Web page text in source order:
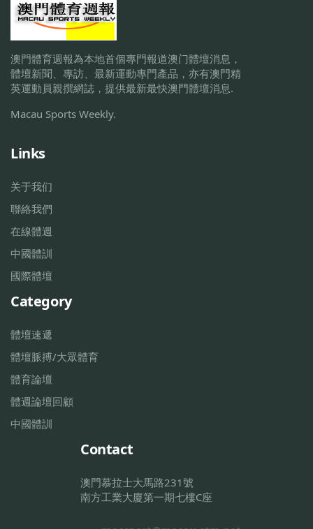
澳門體育週報為本地首個專門報道澳门體壇消息，
體壇新聞、專訪、最新運動專門產品，亦有澳門精
英運動員親撰網誌，提供最新最快澳門體壇消息.
Macau Sports Weekly.
Links
关于我们
聯絡我們
在線體週
中國體訓
國際體壇
Category
體壇速遞
體壇脈搏/大眾體育
體育論壇
體週論壇回顧
中國體訓
Contact
澳門慕拉士大馬路231號
南方工業大廈第一期七樓C座